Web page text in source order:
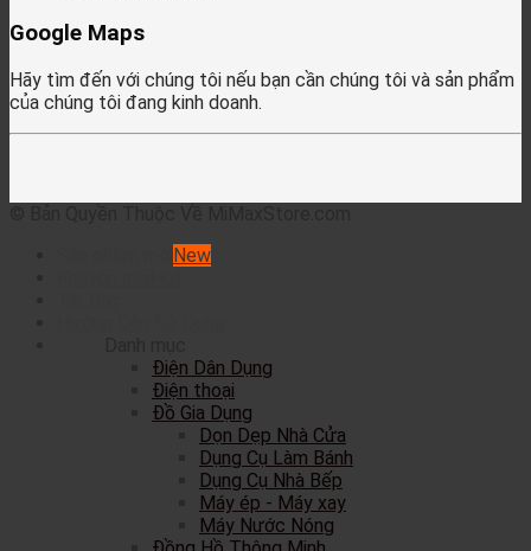
Google Maps
Hãy tìm đến với chúng tôi nếu bạn cần chúng tôi và sản phẩm
của chúng tôi đang kinh doanh.
Điện Dân Dụng
Điện thoại
Đồ Gia Dụng
Dọn Dẹp Nhà Cửa
Dụng Cụ Làm Bánh
Dụng Cụ Nhà Bếp
Máy ép - Máy xay
Máy Nước Nóng